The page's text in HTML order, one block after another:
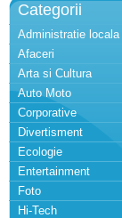
Categorii
Administratie locala
Afaceri
Arta si Cultura
Auto Moto
Corporative
Divertisment
Ecologie
Entertainment
Foto
Hi-Tech